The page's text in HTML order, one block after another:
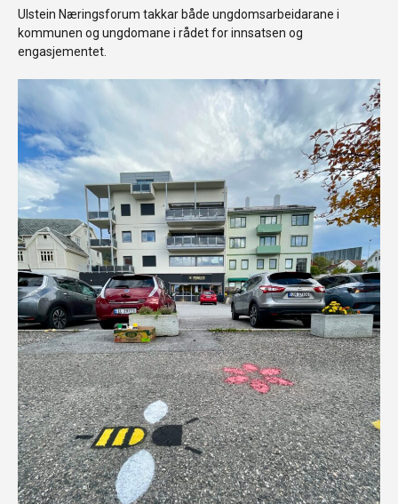
Ulstein Næringsforum takkar både ungdomsarbeidarane i
kommunen og ungdomane i rådet for innsatsen og
engasjementet.